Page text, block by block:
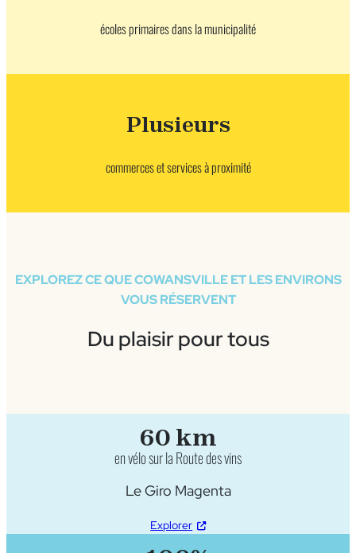
écoles primaires dans la municipalité
Plusieurs
commerces et services à proximité
EXPLOREZ CE QUE COWANSVILLE ET LES ENVIRONS
VOUS RÉSERVENT
Du plaisir pour tous
60 km
en vélo sur la Route des vins
Le Giro Magenta
Explorer